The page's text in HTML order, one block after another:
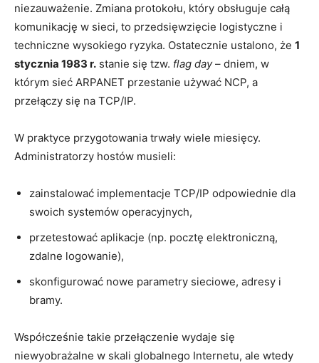
niezauważenie. Zmiana protokołu, który obsługuje całą
komunikację w sieci, to przedsięwzięcie logistyczne i
techniczne wysokiego ryzyka. Ostatecznie ustalono, że 1
stycznia 1983 r. stanie się tzw. flag day– dniem, w
którym sieć ARPANET przestanie używać NCP, a
przełączy się na TCP/IP.
W praktyce przygotowania trwały wiele miesięcy.
Administratorzy hostów musieli:
zainstalować implementacje TCP/IP odpowiednie dla
swoich systemów operacyjnych,
przetestować aplikacje (np. pocztę elektroniczną,
zdalne logowanie),
skonfigurować nowe parametry sieciowe, adresy i
bramy.
Współcześnie takie przełączenie wydaje się
niewyobrażalne w skali globalnego Internetu, ale wtedy